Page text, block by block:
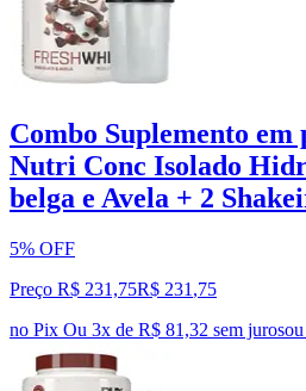
Combo Suplemento em
Nutri Conc Isolado
belga e Avela + 2
5% OFF
Preço R$ 231,75R$ 231 ,75
no Pix Ou 3x de R$ 81,32 sem jurosou